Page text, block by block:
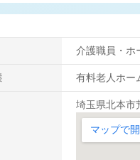
介護職員・ホ
有料老人ホー
埼玉県北本市